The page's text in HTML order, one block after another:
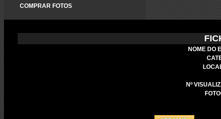
COMPRAR FOTOS
NOME DO
Nº